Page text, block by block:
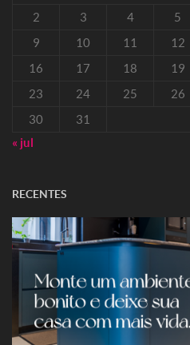
2
3 4 5
9
10 11 12
16
17 18 19
23
24 25 26
30
31
« jul
RECENTES